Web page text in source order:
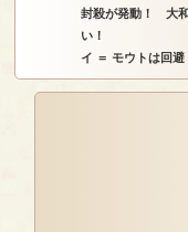
封殺が発動！ 大
い！
イ ＝ モウトは回避